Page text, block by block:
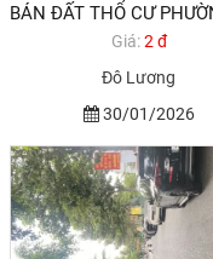
Giá:2 đ
Đô Lương
30/01/2026